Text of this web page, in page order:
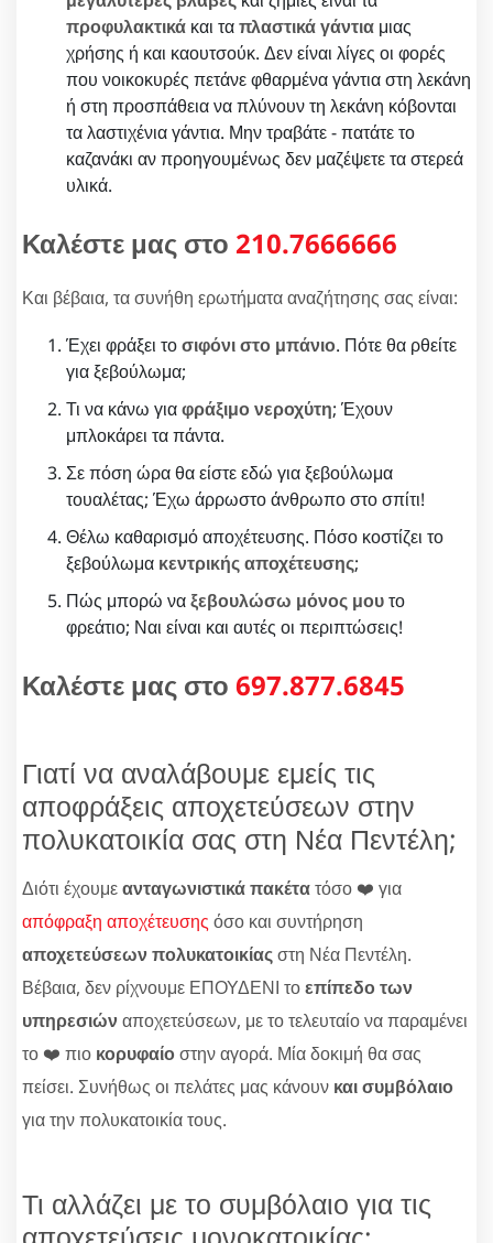
προφυλακτικά και ταπλαστικά γάντια μιας
χρήσης ή και καουτσούκ. Δεν είναι λίγες οι φορές
που νοικοκυρές πετάνε φθαρμένα γάντια στη λεκάνη
ή στη προσπάθεια να πλύνουν τη λεκάνη κόβονται
τα λαστιχένια γάντια. Μην τραβάτε - πατάτε το
καζανάκι αν προηγουμένως δεν μαζέψετε τα στερεά
υλικά.
Καλέστε μας στο 210.7666666
Και βέβαια, τα συνήθη ερωτήματα αναζήτησης σας είναι:
Έχει φράξει τοσιφόνι στο μπάνιο. Πότε θα ρθείτε
για ξεβούλωμα;
Τι να κάνω γιαφράξιμο νεροχύτη; Έχουν
μπλοκάρει τα πάντα.
Σε πόση ώρα θα είστε εδώ για ξεβούλωμα
τουαλέτας; Έχω άρρωστο άνθρωπο στο σπίτι!
Θέλω καθαρισμό αποχέτευσης. Πόσο κοστίζει το
ξεβούλωμα κεντρικής αποχέτευσης;
Πώς μπορώ ναξεβουλώσω μόνος μουτο
φρεάτιο; Ναι είναι και αυτές οι περιπτώσεις!
Καλέστε μας στο 697.877.6845
Γιατί να αναλάβουμε εμείς τις
αποφράξεις αποχετεύσεων στην
πολυκατοικία σας στη Νέα Πεντέλη;
Διότι έχουμεανταγωνιστικά πακέτατόσο ❤️ για
απόφραξη αποχέτευσης όσο και συντήρηση
αποχετεύσεων πολυκατοικίαςστη Νέα Πεντέλη.
Βέβαια, δεν ρίχνουμε ΕΠΟΥΔΕΝΙ τοεπίπεδο των
υπηρεσιώναποχετεύσεων, με το τελευταίο να παραμένει
το ❤️ πιο κορυφαίοστην αγορά. Μία δοκιμή θα σας
πείσει. Συνήθως οι πελάτες μας κάνουν και συμβόλαιο
για την πολυκατοικία τους.
Τι αλλάζει με το συμβόλαιο για τις